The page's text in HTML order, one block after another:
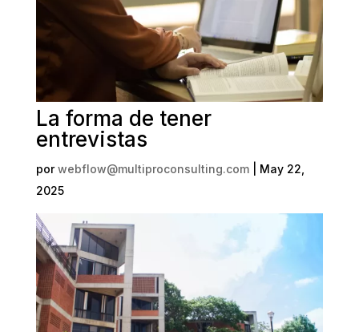
La forma de tener
entrevistas
porwebflow@multiproconsulting.com| May 22,
2025